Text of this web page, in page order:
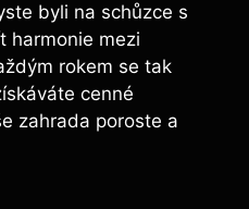
byli na schůzce s
harmonie mezi
rokem se tak
cenné
zahrada poroste a